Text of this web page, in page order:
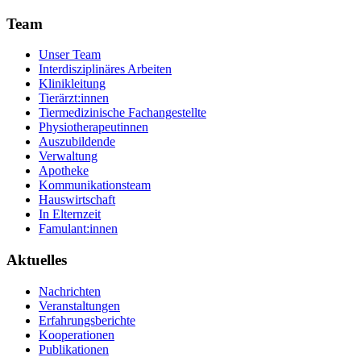
Team
Unser Team
Interdisziplinäres Arbeiten
Klinikleitung
Tierärzt:innen
Tiermedizinische Fachangestellte
Physiotherapeutinnen
Auszubildende
Verwaltung
Apotheke
Kommunikationsteam
Hauswirtschaft
In Elternzeit
Famulant:innen
Aktuelles
Nachrichten
Veranstaltungen
Erfahrungsberichte
Kooperationen
Publikationen